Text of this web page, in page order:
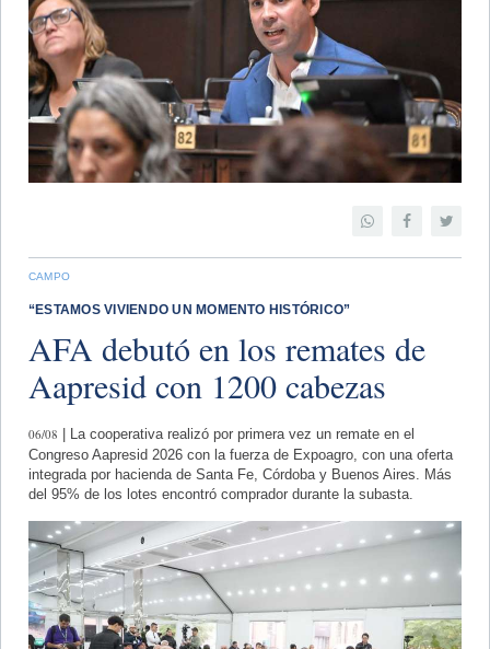
CAMPO
“ESTAMOS VIVIENDO UN MOMENTO HISTÓRICO”
AFA debutó en los remates de
Aapresid con 1200 cabezas
06/08 | La cooperativa realizó por primera vez un remate en el
Congreso Aapresid 2026 con la fuerza de Expoagro, con una oferta
integrada por hacienda de Santa Fe, Córdoba y Buenos Aires. Más
del 95% de los lotes encontró comprador durante la subasta.